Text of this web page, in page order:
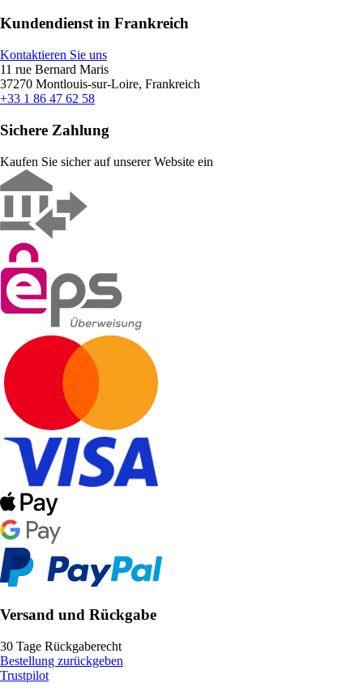
Kundendienst in Frankreich
Kontaktieren Sie uns
11 rue Bernard Maris
37270 Montlouis-sur-Loire, Frankreich
+33 1 86 47 62 58
Sichere Zahlung
Kaufen Sie sicher auf unserer Website ein
Versand und Rückgabe
30 Tage Rückgaberecht
Bestellung zurückgeben
Trustpilot